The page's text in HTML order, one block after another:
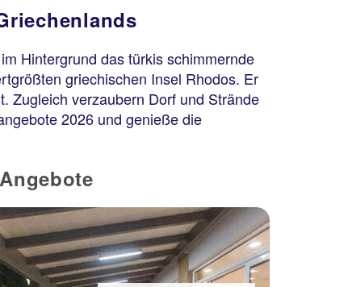
Hintergrund das türkis schimmernde
griechischen Insel Rhodos. Er
Zugleich verzaubern Dorf und Strände
2026 und genieße die